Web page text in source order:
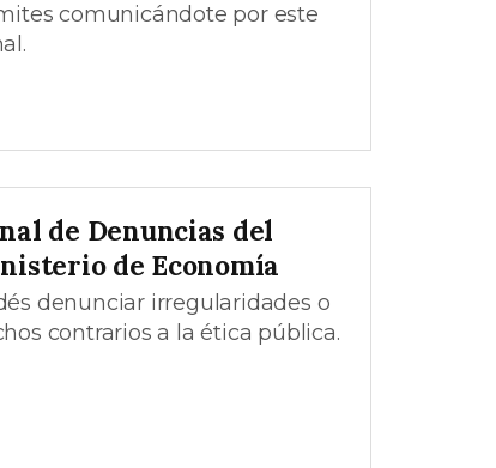
comunicándote por este
de Denuncias del
de Economía
denunciar irregularidades o
contrarios a la ética pública.